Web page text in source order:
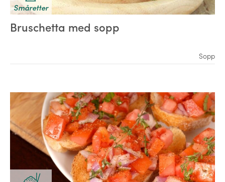
Småretter
Bruschetta med sopp
Sopp